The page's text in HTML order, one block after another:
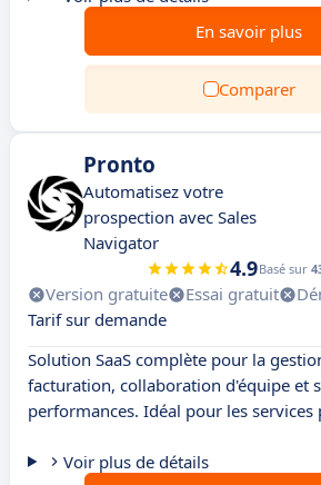
En savoir plus
Comparer
Pronto
Automatisez votre
prospection avec Sales
Navigator
4.9Basé sur
Version gratuite Essai gratuit
Tarif sur demande
Solution SaaS complète pour la
facturation, collaboration d'équipe et
performances. Idéal pour les services
Voir plus de détails